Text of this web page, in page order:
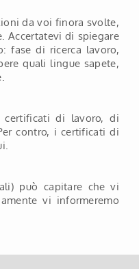
da voi finora svolte,
Accertatevi di spiegare
fase di ricerca lavoro,
quali lingue sapete,
di lavoro, di
contro, i certificati di
può capitare che vi
vi informeremo